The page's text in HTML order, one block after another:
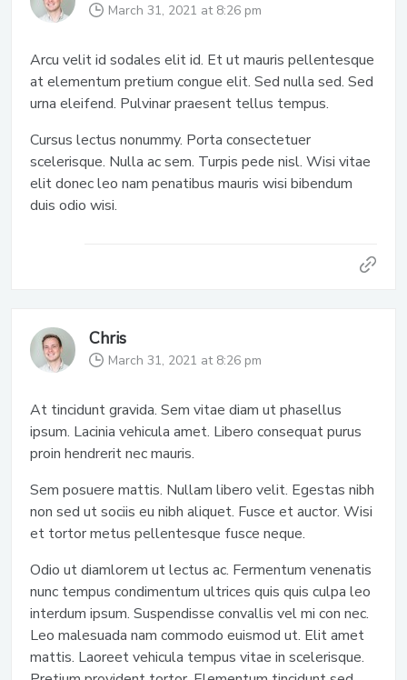
March 31, 2021 at 8:26 pm
Arcu velit id sodales elit id. Et ut mauris pellentesque
at elementum pretium congue elit. Sed nulla sed. Sed
urna eleifend. Pulvinar praesent tellus tempus.
Cursus lectus nonummy. Porta consectetuer
scelerisque. Nulla ac sem. Turpis pede nisl. Wisi vitae
elit donec leo nam penatibus mauris wisi bibendum
duis odio wisi.
Chris
March 31, 2021 at 8:26 pm
At tincidunt gravida. Sem vitae diam ut phasellus
ipsum. Lacinia vehicula amet. Libero consequat purus
proin hendrerit nec mauris.
Sem posuere mattis. Nullam libero velit. Egestas nibh
non sed ut sociis eu nibh aliquet. Fusce et auctor. Wisi
et tortor metus pellentesque fusce neque.
Odio ut diamlorem ut lectus ac. Fermentum venenatis
nunc tempus condimentum ultrices quis quis culpa leo
interdum ipsum. Suspendisse convallis vel mi con nec.
Leo malesuada nam commodo euismod ut. Elit amet
mattis. Laoreet vehicula tempus vitae in scelerisque.